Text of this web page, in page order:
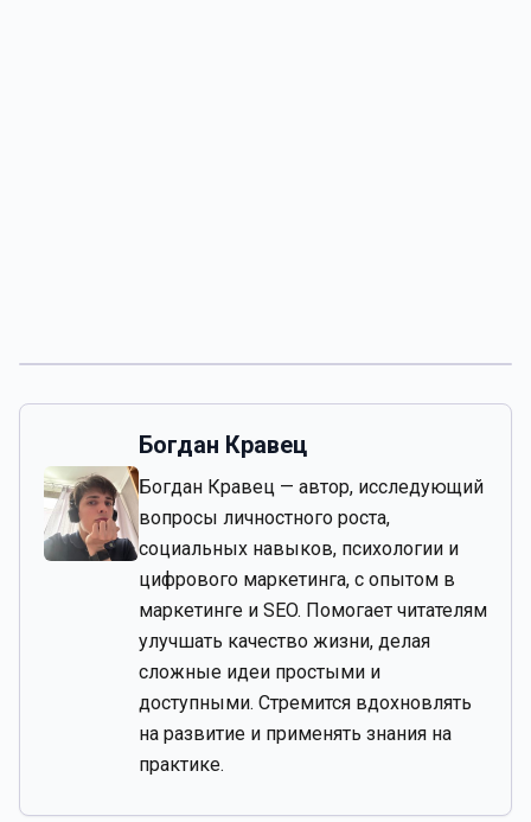
Богдан Кравец
Богдан Кравец — автор, исследующий
вопросы личностного роста,
социальных навыков, психологии и
цифрового маркетинга, с опытом в
маркетинге и SEO. Помогает читателям
улучшать качество жизни, делая
сложные идеи простыми и
доступными. Стремится вдохновлять
на развитие и применять знания на
практике.